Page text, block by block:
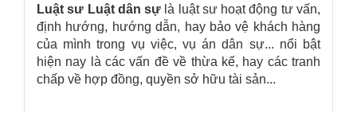
Luật sư Luật dân sự là luật sư hoạt động tư vấn,
định hướng, hướng dẫn, hay bảo vệ khách hàng
của mình trong vụ việc, vụ án dân sự... nổi bật
hiện nay là các vấn đề về thừa kế, hay các tranh
chấp về hợp đồng, quyền sở hữu tài sản...